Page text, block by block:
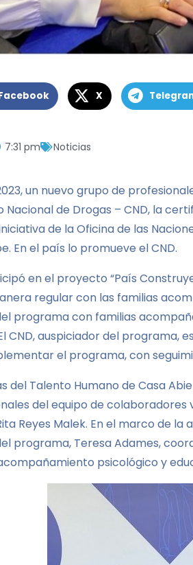
X
7:31 pm Noticias
un nuevo grupo de
de Drogas – CND, la
de la Oficina de las
En el país lo promueve el CND.
en el proyecto “País
regular con las familias
programa con familias
CND, auspiciador del programa,
el programa, con
del Talento Humano de Casa
del equipo de
Reyes Malek. En el marco de
programa, Teresa Adames,
psicológico y